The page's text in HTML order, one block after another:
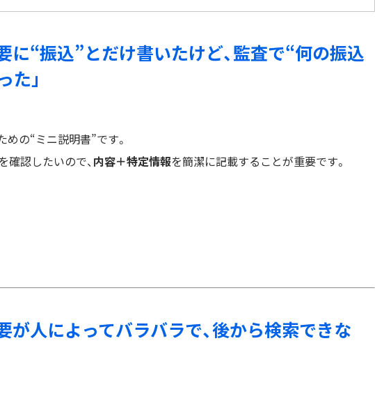
に“振込”とだけ書いたけど、監査で“何の振込
た」
の“ミニ説明書”です。
確認したいので、 内容＋特定情報を簡潔に記載することが重要です。
が人によってバラバラで、後から検索できな